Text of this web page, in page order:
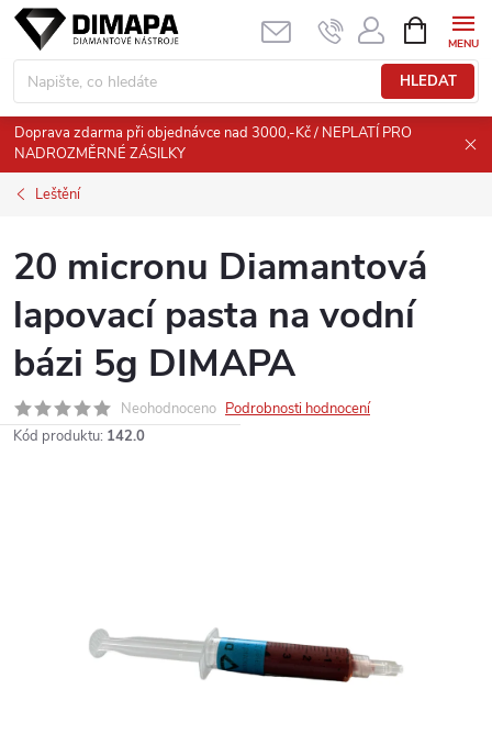
Přejít
obsah
HLEDAT
NÁKUPNÍ
KOŠÍK
Doprava zdarma při objednávce nad 3000,-Kč / NEPLATÍ PRO
NADROZMĚRNÉ ZÁSILKY
Leštění
20 micronu Diamantová
lapovací pasta na vodní
bázi 5g DIMAPA
Neohodnoceno Podrobnosti hodnocení
Kód produktu: 142.0